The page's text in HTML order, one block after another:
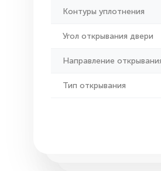
Контуры уплотнения
Угол открывания двери
Направление
Тип открывания